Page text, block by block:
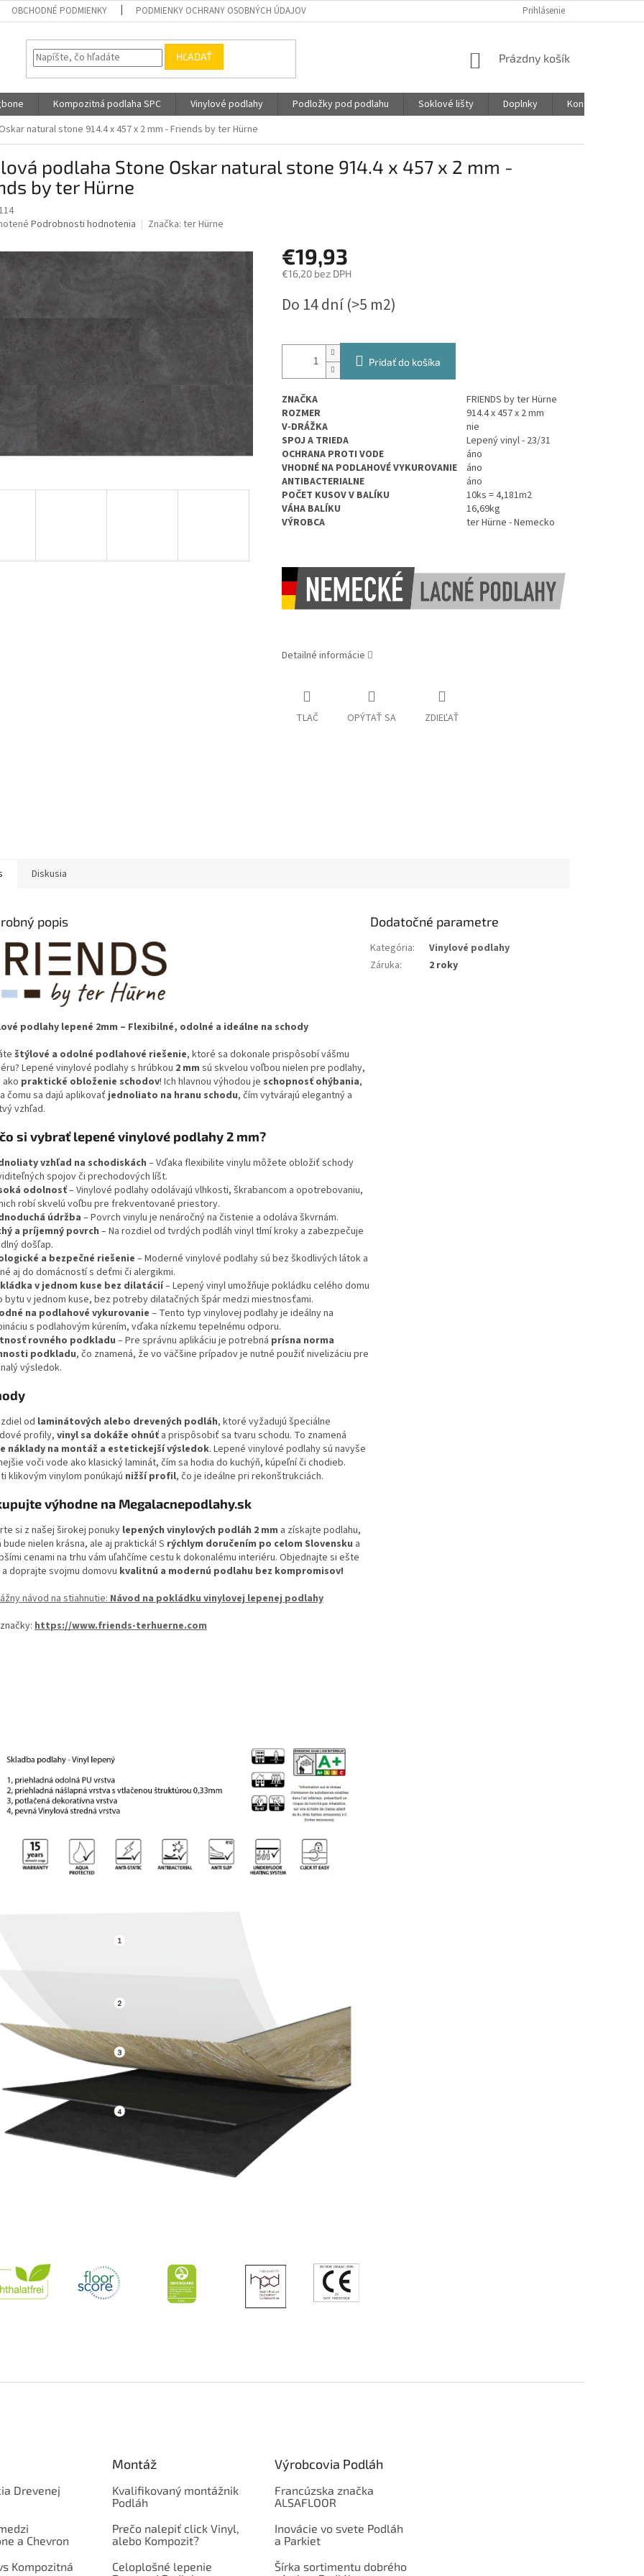
OBCHODNÉ PODMIENKY PODMIENKY OCHRANY OSOBNÝCH ÚDAJOV Prihlásenie
HĽADAŤ
NÁKUPNÝ
Prázdny košík
Kompozitná podlaha SPC Vinylové podlahy Podložky pod podlahu Soklové lišty Doplnky
Kontakty
natural stone 914.4 x 457 x 2 mm - Friends by ter Hürne
podlaha Stone Oskar natural stone 914.4 x 457 x 2 mm -
by ter Hürne
Podrobnosti hodnotenia Značka: ter Hürne
€19,93
€16,20 bez DPH
cena:
Do 14 dní(>5 m2)
Pridať do košíka
ZNAČKA
FRIENDS by ter Hürne
ROZMER
914.4 x 457 x 2 mm
V-DRÁŽKA
nie
SPOJ A TRIEDA
Lepený vinyl - 23/31
OCHRANA PROTI VODE
áno
VHODNÉ NA PODLAHOVÉ VYKUROVANIE
áno
ANTIBACTERIALNE
áno
POČET KUSOV V BALÍKU
10ks = 4,181m2
VÁHA BALÍKU
16,69kg
VÝROBCA
ter Hürne - Nemecko
Detailné informácie
TLAČ OPÝTAŤ SA ZDIEĽAŤ
Diskusia
popis
podlahy lepené 2mm – Flexibilné, odolné a ideálne na schody
štýlové a odolné podlahové riešenie, ktoré sa dokonale prispôsobí vášmu
Lepené vinylové podlahy s hrúbkou 2 mm sú skvelou voľbou nielen pre podlahy,
ako praktické obloženie schodov! Ich hlavnou výhodou je schopnosť ohýbania,
čomu sa dajú aplikovaťjednoliato na hranu schodu, čím vytvárajú elegantný a
vzhľad.
si vybrať lepené vinylové podlahy 2 mm?
vzhľad na schodiskách – Vďaka flexibilite vinylu môžete obložiť schody
spojov či prechodových líšt.
odolnosť– Vinylové podlahy odolávajú vlhkosti, škrabancom a opotrebovaniu,
robí skvelú voľbu pre frekventované priestory.
údržba – Povrch vinylu je nenáročný na čistenie a odoláva škvrnám.
a príjemný povrch – Na rozdiel od tvrdých podláh vinyl tlmí kroky a zabezpečuje
došľap.
a bezpečné riešenie – Moderné vinylové podlahy sú bez škodlivých látok a
aj do domácností s deťmi či alergikmi.
v jednom kuse bez dilatácií– Lepený vinyl umožňuje pokládku celého domu
bytu v jednom kuse, bez potreby dilatačných špár medzi miestnosťami.
na podlahové vykurovanie – Tento typ vinylovej podlahy je ideálny na
s podlahovým kúrením, vďaka nízkemu tepelnému odporu.
rovného podkladu – Pre správnu aplikáciu je potrebná prísna norma
podkladu, čo znamená, že vo väčšine prípadov je nutné použiť nivelizáciu pre
výsledok.
od laminátových alebo drevených podláh, ktoré vyžadujú špeciálne
profily, vinyl sa dokáže ohnúť a prispôsobiť sa tvaru schodu. To znamená
náklady na montáž a estetickejší výsledok. Lepené vinylové podlahy sú navyše
voči vode ako klasický laminát, čím sa hodia do kuchýň, kúpeľní či chodieb.
klikovým vinylom ponúkajú nižší profil, čo je ideálne pri rekonštrukciách.
výhodne na Megalacnepodlahy.sk
si z našej širokej ponuky lepených vinylových podláh 2 mm a získajte podlahu,
nielen krásna, ale aj praktická! S rýchlym doručením po celom Slovensku a
cenami na trhu vám uľahčíme cestu k dokonalému interiéru. Objednajte si ešte
doprajte svojmu domovu kvalitnú a modernú podlahu bez kompromisov!
návod na stiahnutie:Návod na pokládku vinylovej lepenej podlahy
https://www.friends-terhuerne.com
Dodatočné parametre
Kategória:
Vinylové podlahy
Záruka: 2 roky
Drevenej
a Chevron
Kompozitná
Montáž
Kvalifikovaný montážnik
Podláh
Prečo nalepiť click Vinyl,
alebo Kompozit?
Celoplošné lepenie
Výrobcovia Podláh
Francúzska značka
ALSAFLOOR
Inovácie vo svete Podláh
a Parkiet
Šírka sortimentu dobrého